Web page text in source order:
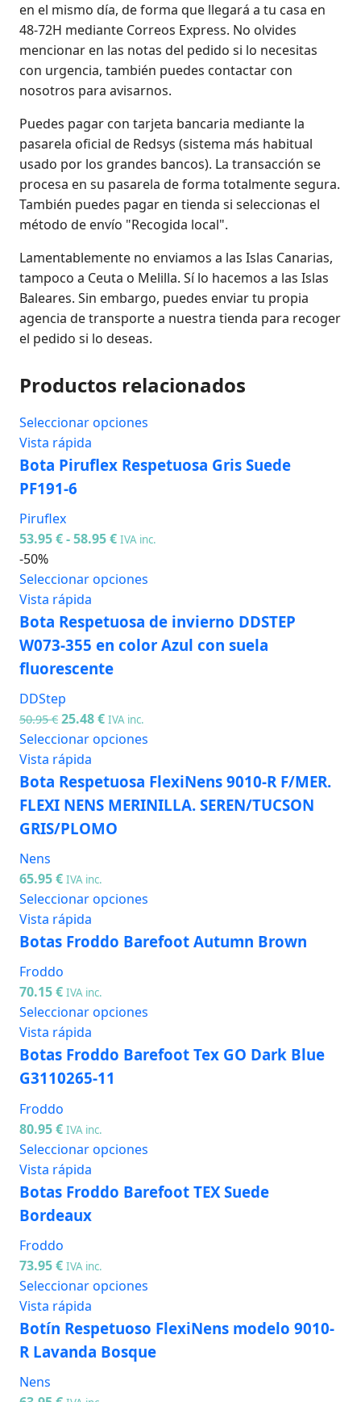
en el mismo día, de forma que llegará a tu casa en
48-72H mediante Correos Express. No olvides
mencionar en las notas del pedido si lo necesitas
con urgencia, también puedes contactar con
nosotros para avisarnos.
Puedes pagar con tarjeta bancaria mediante la
pasarela oficial de Redsys (sistema más habitual
usado por los grandes bancos). La transacción se
procesa en su pasarela de forma totalmente segura.
También puedes pagar en tienda si seleccionas el
método de envío "Recogida local".
Lamentablemente no enviamos a las Islas Canarias,
tampoco a Ceuta o Melilla. Sí lo hacemos a las Islas
Baleares. Sin embargo, puedes enviar tu propia
agencia de transporte a nuestra tienda para recoger
el pedido si lo deseas.
Productos relacionados
Seleccionar opciones
Vista rápida
Bota Piruflex Respetuosa Gris Suede
PF191-6
Piruflex
53.95€-58.95€ IVA inc.
-50%
Seleccionar opciones
Vista rápida
Bota Respetuosa de invierno DDSTEP
W073-355 en color Azul con suela
fluorescente
DDStep
50.95€ 25.48€ IVA inc.
Seleccionar opciones
Vista rápida
Bota Respetuosa FlexiNens 9010-R F/MER.
FLEXI NENS MERINILLA. SEREN/TUCSON
GRIS/PLOMO
Nens
65.95€ IVA inc.
Seleccionar opciones
Vista rápida
Botas Froddo Barefoot Autumn Brown
Froddo
70.15€ IVA inc.
Seleccionar opciones
Vista rápida
Botas Froddo Barefoot Tex GO Dark Blue
G3110265-11
Froddo
80.95€ IVA inc.
Seleccionar opciones
Vista rápida
Botas Froddo Barefoot TEX Suede
Bordeaux
Froddo
73.95€ IVA inc.
Seleccionar opciones
Vista rápida
Botín Respetuoso FlexiNens modelo 9010-
R Lavanda Bosque
Nens